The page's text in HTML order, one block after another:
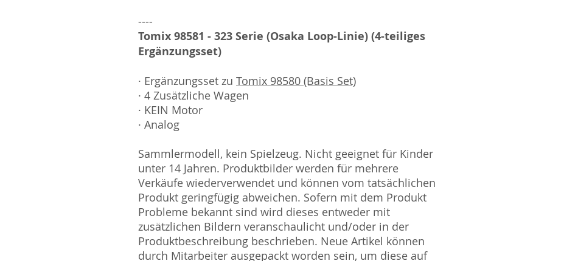
----
Tomix 98581 - 323 Serie (Osaka Loop-Linie) (4-teiliges
Ergänzungsset)
· Ergänzungsset zu Tomix 98580 (Basis Set)
· 4 Zusätzliche Wagen
· KEIN Motor
· Analog
Sammlermodell, kein Spielzeug. Nicht geeignet für Kinder
unter 14 Jahren. Produktbilder werden für mehrere
Verkäufe wiederverwendet und können vom tatsächlichen
Produkt geringfügig abweichen. Sofern mit dem Produkt
Probleme bekannt sind wird dieses entweder mit
zusätzlichen Bildern veranschaulicht und/oder in der
Produktbeschreibung beschrieben. Neue Artikel können
durch Mitarbeiter ausgepackt worden sein, um diese auf